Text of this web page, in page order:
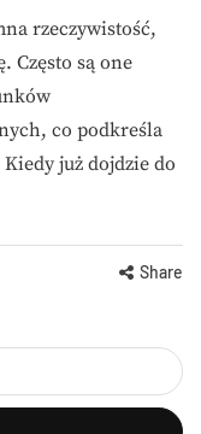
rzeczywistość,
Często są one
co podkreśla
już dojdzie do
Share